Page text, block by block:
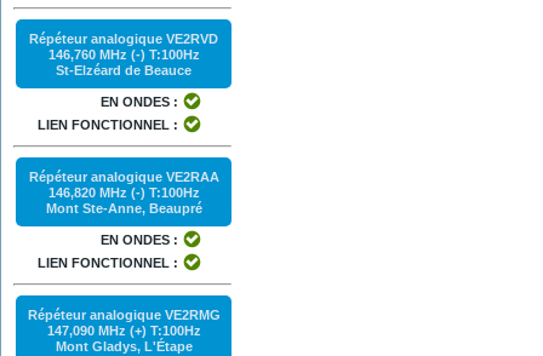
Répéteur analogique VE2RVD
146,760 MHz (-) T:100Hz
St-Elzéard de Beauce
EN ONDES :
LIEN FONCTIONNEL :
Répéteur analogique VE2RAA
146,820 MHz (-) T:100Hz
Mont Ste-Anne, Beaupré
EN ONDES :
LIEN FONCTIONNEL :
Répéteur analogique VE2RMG
147,090 MHz (+) T:100Hz
Mont Gladys, L'Étape